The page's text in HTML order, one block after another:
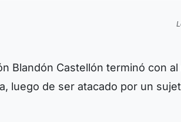
Blandón Castellón terminó con
luego de ser atacado por un